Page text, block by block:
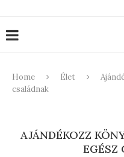
Home Élet
családnak
AJÁNDÉKOZZ
EGÉSZ